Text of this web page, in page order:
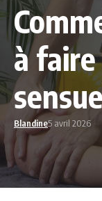
à faire
Blandine5 avril 2026